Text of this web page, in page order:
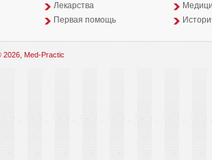
Лекарства
Первая помощь
Med-Practic